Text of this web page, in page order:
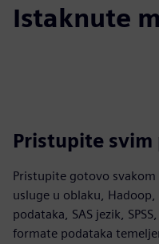
Istaknute
Pristupite svim
Pristupite gotovo
usluge u oblaku,
podataka, SAS jezik,
formate podataka